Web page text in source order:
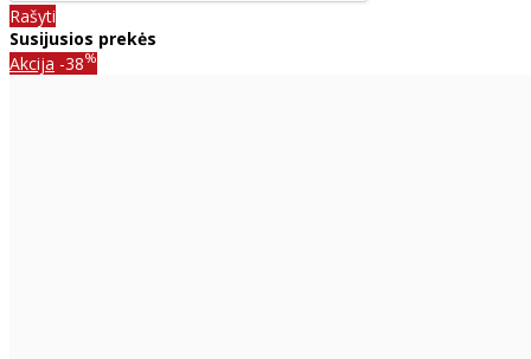
Rašyti
Susijusios prekės
Akcija -38%